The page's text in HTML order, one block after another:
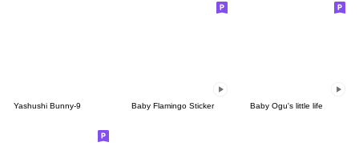
Yashushi Bunny-9 Baby Flamingo Sticker Baby Ogu's little life